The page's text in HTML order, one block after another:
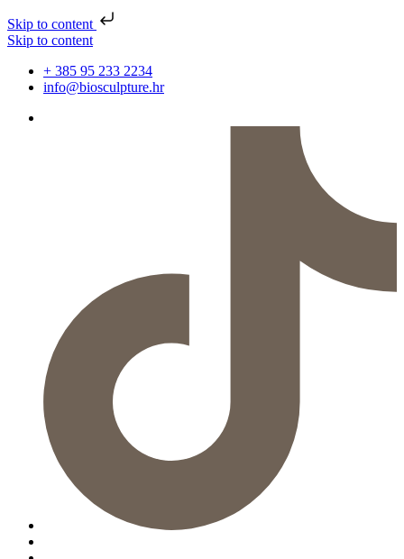
Skip to content
Skip to content
+ 385 95 233 2234
info@biosculpture.hr